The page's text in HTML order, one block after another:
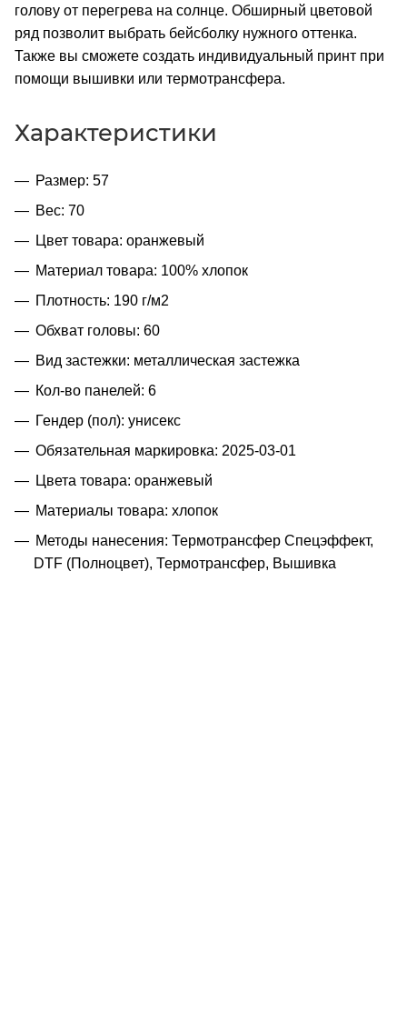
голову от перегрева на солнце. Обширный цветовой
ряд позволит выбрать бейсболку нужного оттенка.
Также вы сможете создать индивидуальный принт при
помощи вышивки или термотрансфера.
Характеристики
Размер: 57
Вес: 70
Цвет товара: оранжевый
Материал товара: 100% хлопок
Плотность: 190 г/м2
Обхват головы: 60
Вид застежки: металлическая застежка
Кол-во панелей: 6
Гендер (пол): унисекс
Обязательная маркировка: 2025-03-01
Цвета товара: оранжевый
Материалы товара: хлопок
Методы нанесения: Термотрансфер Спецэффект,
DTF (Полноцвет), Термотрансфер, Вышивка